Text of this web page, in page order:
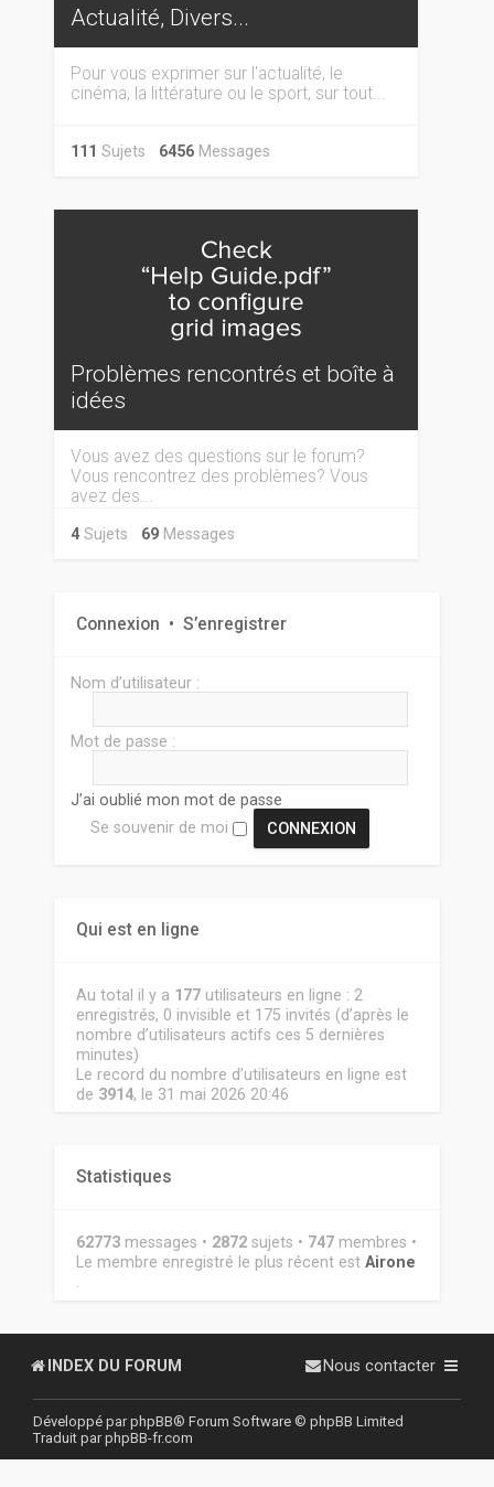
Actualité, Divers...
Pour vous exprimer sur l'actualité, le
cinéma, la littérature ou le sport, sur tout...
111 Sujets 6456Messages
Problèmes rencontrés et boîte à
idées
Vous avez des questions sur le forum?
Vous rencontrez des problèmes? Vous
avez des...
4Sujets 69Messages
Connexion • S’enregistrer
Nom d’utilisateur :
Mot de passe :
J’ai oublié mon mot de passe
Se souvenir de moi
Qui est en ligne
Au total il y a 177utilisateurs en ligne : 2
enregistrés, 0 invisible et 175 invités (d’après le
nombre d’utilisateurs actifs ces 5 dernières
minutes)
Le record du nombre d’utilisateurs en ligne est
de 3914, le 31 mai 2026 20:46
Statistiques
62773messages • 2872sujets • 747membres •
Le membre enregistré le plus récent est Airone
.
INDEX DU FORUM Nous contacter
Développé parphpBB® Forum Software © phpBB Limited
Traduit parphpBB-fr.com